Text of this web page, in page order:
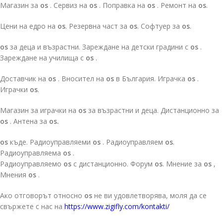
Магазин за os . Сервиз на os . Поправка на os . Ремонт на os.
Цени на едро на os. Резервна част за os. Софтуер за os.
os за деца и възрастни. Зареждане на детски градини с os .
Зареждане на училища с os .
Доставчик на os . Вносител на os в България. Играчка os .
Играчки os.
Магазин за играчки на os за възрастни и деца. Дистанционно за
os . Антена за os.
os къде. Радиоуправляеми os . Радиоуправляем os.
Радиоуправляема os .
Радиоуправляемо os с дистанционно. Форум os. Мнение за os ,
Мнения os .
Ако отговорът относно os не ви удовлетворява, моля да се
свържете с нас на https://www.zigifly.com/kontakti/